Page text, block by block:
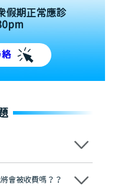
假期正常應診
分院匯聚來自香港、內地的
爾種植系統全球放心植牙中
會被收費嗎？？